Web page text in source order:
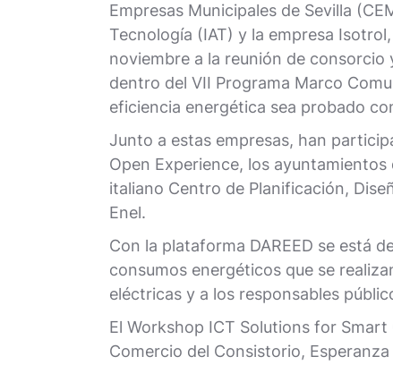
Empresas Municipales de Sevilla
Tecnología (IAT) y la empresa
noviembre a la reunión de
dentro del VII Programa Marco
eficiencia energética sea probado
Junto a estas empresas, han
Open Experience, los
italiano Centro de Planificación,
Enel.
Con la plataforma DAREED se está
consumos energéticos que se
eléctricas y a los responsables
El Workshop ICT Solutions for
Comercio del Consistorio,